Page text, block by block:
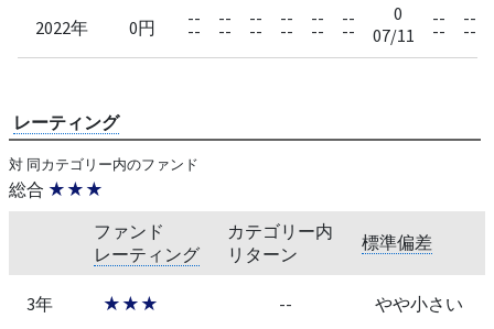
2022年 0円 --
--
--
--
--
--
--
--
--
--
--
--
0
07/11
--
--
--
--
レーティング
対 同カテゴリー内のファンド
総合 ★★★
ファンド
レーティング
カテゴリー内
リターン
標準偏差
3年 ★★★ -- やや小さい